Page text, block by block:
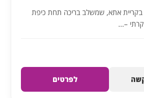
בקריית אתא, שמשלב בריכה תחת כיפת
–...
לפרטים